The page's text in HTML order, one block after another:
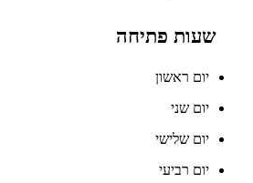
שעות פתיחה
יום ראשון
יום שני
יום שלישי
יום רביעי